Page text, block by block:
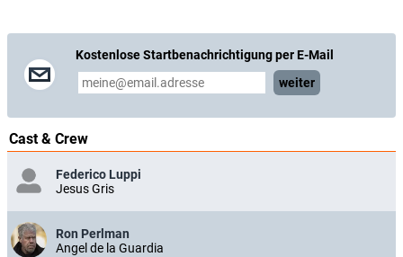
Kostenlose Startbenachrichtigung per E-Mail
weiter
Cast & Crew
Federico Luppi
Jesus Gris
Ron Perlman
Angel de la Guardia